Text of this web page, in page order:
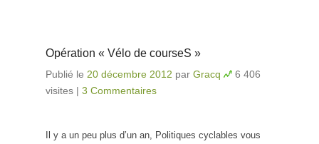
Opération « Vélo de courseS »
Publié le 20 décembre 2012 par Gracq
6 406
visites | 3 Commentaires
Il y a un peu plus d’un an, Politiques cyclables vous